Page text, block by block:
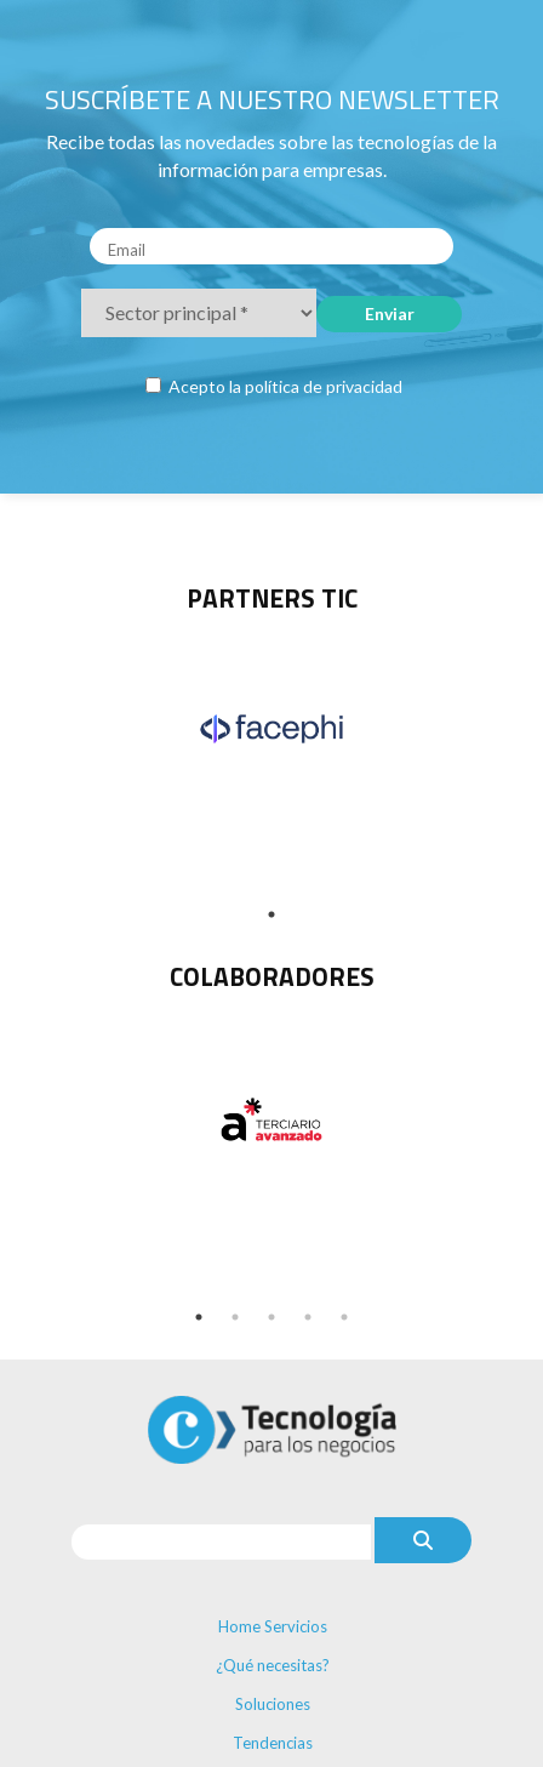
SUSCRÍBETE A NUESTRO NEWSLETTER
Recibe todas las novedades sobre las tecnologías de la
información para empresas.
Acepto la política de privacidad
PARTNERS TIC
COLABORADORES
Home Servicios
¿Qué necesitas?
Soluciones
Tendencias